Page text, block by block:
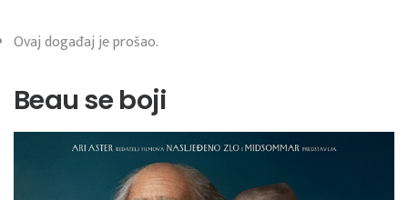
Ovaj događaj je prošao.
Beau se boji